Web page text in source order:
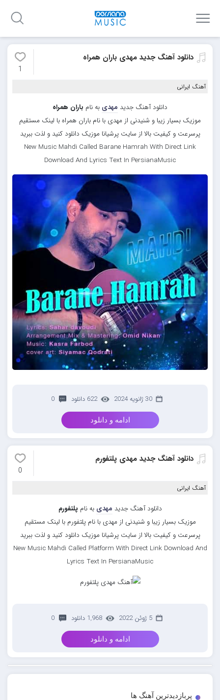
دانلود آهنگ جدید مهدی باران همراه
1
آهنگ ایرانی
دانلود آهنگ جدید مهدی به نام باران همراه
موزیک بسیار زیبا و شنیدنی از مهدی با نام باران همراه با لینک مستقیم
پرسرعت و کیفیت بالا از سایت پرشیانا موزیک دانلود کنید و لذت ببرید
New Music Mahdi Called Barane Hamrah With Direct Link
Download And Lyrics Text In PersianaMusic
30 ژانویه 2024 622 دانلود 0
ادامه و دانلود
دانلود آهنگ جدید مهدی پلتفورم
0
آهنگ ایرانی
دانلود آهنگ جدید مهدی به نام پلتفورم
موزیک بسیار زیبا و شنیدنی از مهدی با نام پلتفورم با لینک مستقیم
پرسرعت و کیفیت بالا از سایت پرشیانا موزیک دانلود کنید و لذت ببرید
New Music Mahdi Called Platform With Direct Link Download And
Lyrics Text In PersianaMusic
5 ژوئن 2022 1,968 دانلود 0
ادامه و دانلود
پربازدیدترین آهنگ ها